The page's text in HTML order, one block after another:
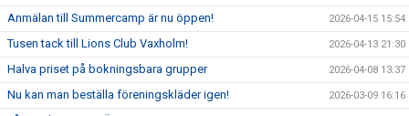
Anmälan till Summercamp är nu öppen! 2026-04-15 15:54
Tusen tack till Lions Club Vaxholm! 2026-04-13 21:30
Halva priset på bokningsbara grupper 2026-04-08 13:37
Nu kan man beställa föreningskläder igen! 2026-03-09 16:16